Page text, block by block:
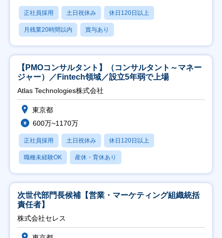
正社員採用 土日祝休み 休日120日以上
月残業20時間以内 賞与あり
【PMOコンサルタント】（コンサルタント～マネー
ジャー）／Fintech領域／設立5年弱で上場
Atlas Technologies株式会社
東京都
600万~1170万
正社員採用 土日祝休み 休日120日以上
職種未経験OK 産休・育休あり
次世代部門長候補【営業・マーケティング組織統括
責任者】
株式会社セレス